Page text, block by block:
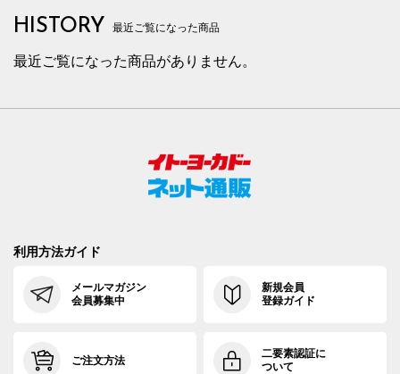
HISTORY 最近ご覧になった商品
最近ご覧になった商品がありません。
利用方法ガイド
メールマガジン
会員募集中
新規会員
登録ガイド
ご注文方法
二要素認証に
ついて